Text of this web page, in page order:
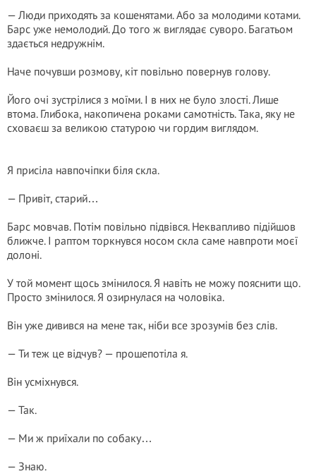
— Люди приходять за кошенятами. Або за молодими котами.
Барс уже немолодий. До того ж виглядає суворо. Багатьом
здається недружнім.
Наче почувши розмову, кіт повільно повернув голову.
Його очі зустрілися з моїми. І в них не було злості. Лише
втома. Глибока, накопичена роками самотність. Така, яку не
сховаєш за великою статурою чи гордим виглядом.
Я присіла навпочіпки біля скла.
— Привіт, старий…
Барс мовчав. Потім повільно підвівся. Неквапливо підійшов
ближче. І раптом торкнувся носом скла саме навпроти моєї
долоні.
У той момент щось змінилося. Я навіть не можу пояснити що.
Просто змінилося. Я озирнулася на чоловіка.
Він уже дивився на мене так, ніби все зрозумів без слів.
— Ти теж це відчув? — прошепотіла я.
Він усміхнувся.
— Так.
— Ми ж приїхали по собаку…
— Знаю.